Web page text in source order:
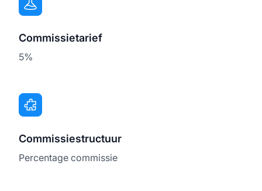
Commissietarief
5%
Commissiestructuur
Percentage commissie